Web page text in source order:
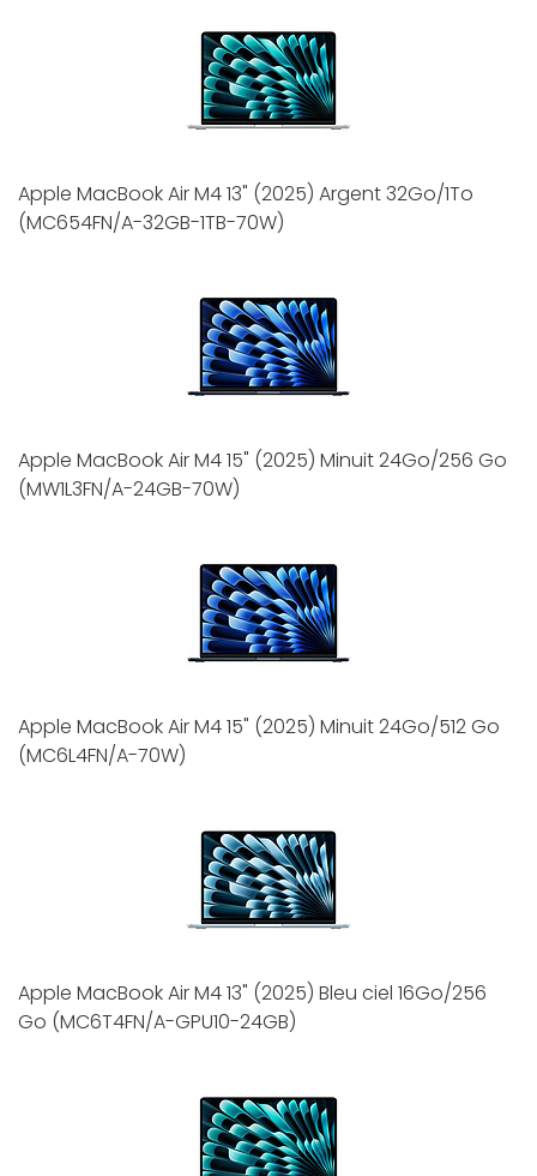
Apple MacBook Air M4 13" (2025) Argent 32Go/1To
(MC654FN/A-32GB-1TB-70W)
Apple MacBook Air M4 15" (2025) Minuit 24Go/256 Go
(MW1L3FN/A-24GB-70W)
Apple MacBook Air M4 15" (2025) Minuit 24Go/512 Go
(MC6L4FN/A-70W)
Apple MacBook Air M4 13" (2025) Bleu ciel 16Go/256
Go (MC6T4FN/A-GPU10-24GB)